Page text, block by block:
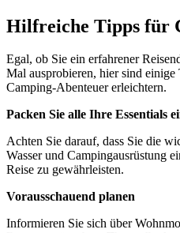
Hilfreiche Tipps für
Egal, ob Sie ein erfahrener
Mal ausprobieren, hier sind
Camping-Abenteuer erleichtern.
Packen Sie alle Ihre Essentials
Achten Sie darauf, dass Sie die
Wasser und Campingausrüstung
Reise zu gewährleisten.
Vorausschauend planen
Informieren Sie sich über